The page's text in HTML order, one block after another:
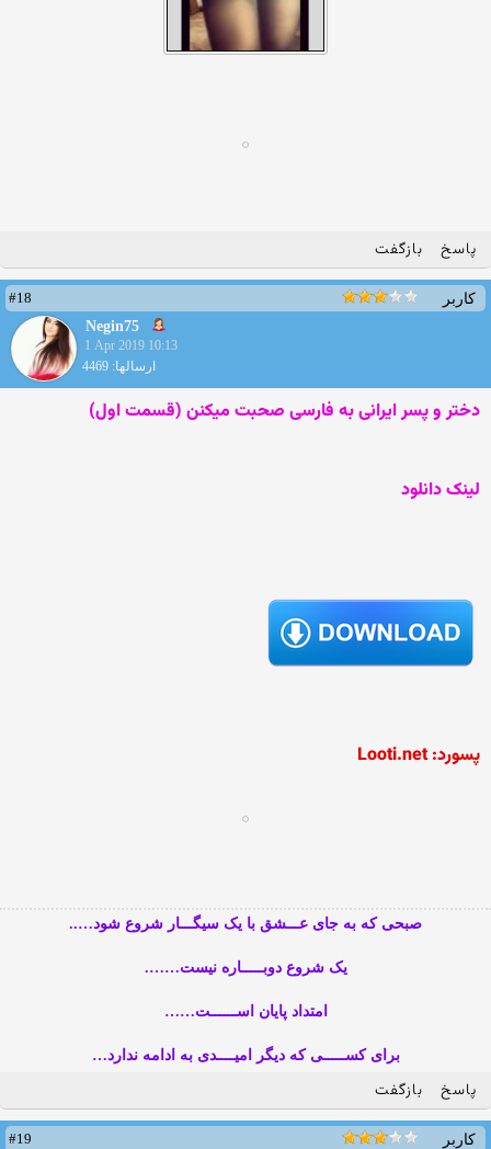
پاسخ بازگفت
کاربر
#18
Negin75
1 Apr 2019 10:13
ارسالها: 4469
دختر و پسر ایرانی به فارسی صحبت میکنن (قسمت اول)
لینک دانلود
پسورد: Looti.net
صبحی که به جای عـــشق با یک سیگـــار شروع شود…..
یک شروع دوبـــــاره نیست…….
امتداد پایان اســــــت……
برای کســـــی که دیگر امیــــدی به ادامه ندارد…
پاسخ بازگفت
کاربر
#19